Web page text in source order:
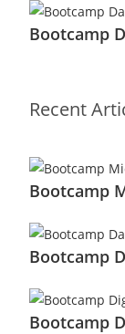
Bootcamp
Recent
Bootcamp
Bootcamp
Bootcamp